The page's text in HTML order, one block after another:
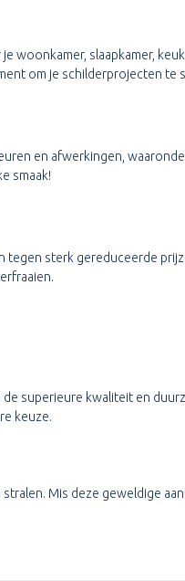
woonkamer, slaapkamer,
om je schilderprojecten te
en afwerkingen,
smaak!
tegen sterk gereduceerde
superieure kwaliteit en
keuze.
Mis deze geweldige